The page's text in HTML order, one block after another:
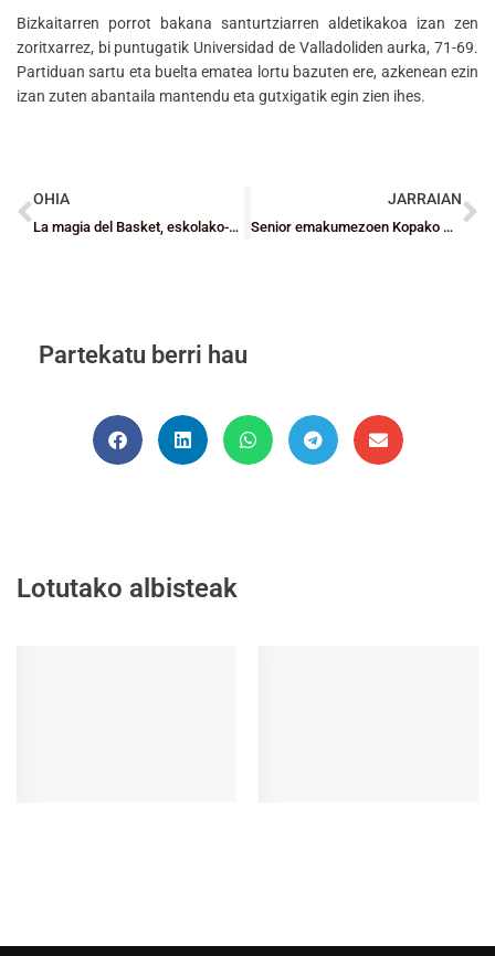
Bizkaitarren porrot bakana santurtziarren aldetikakoa izan zen
zoritxarrez, bi puntugatik Universidad de Valladoliden aurka, 71-69.
Partiduan sartu eta buelta ematea lortu bazuten ere, azkenean ezin
izan zuten abantaila mantendu eta gutxigatik egin zien ihes.
OHIA
La magia del Basket, eskolako-baloiaren diseinu-irabazlea
JARRAIAN
Senior emakumezoen Kopako multzoak eta egutegia zozkatu dira
Partekatu berri hau
Lotutako albisteak